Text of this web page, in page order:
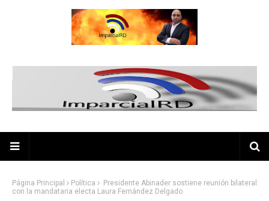
Página Principal Política
Presidente Abinader sostiene reunión bilateral
con la mandataria electa Laura Fernández Delgado